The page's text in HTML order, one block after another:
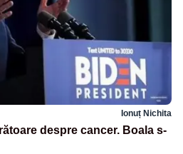
Ionuț Nichita
despre cancer. Boala s-